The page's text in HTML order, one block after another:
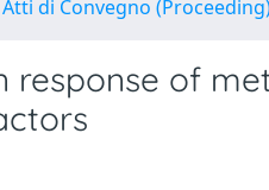
di Convegno
response of